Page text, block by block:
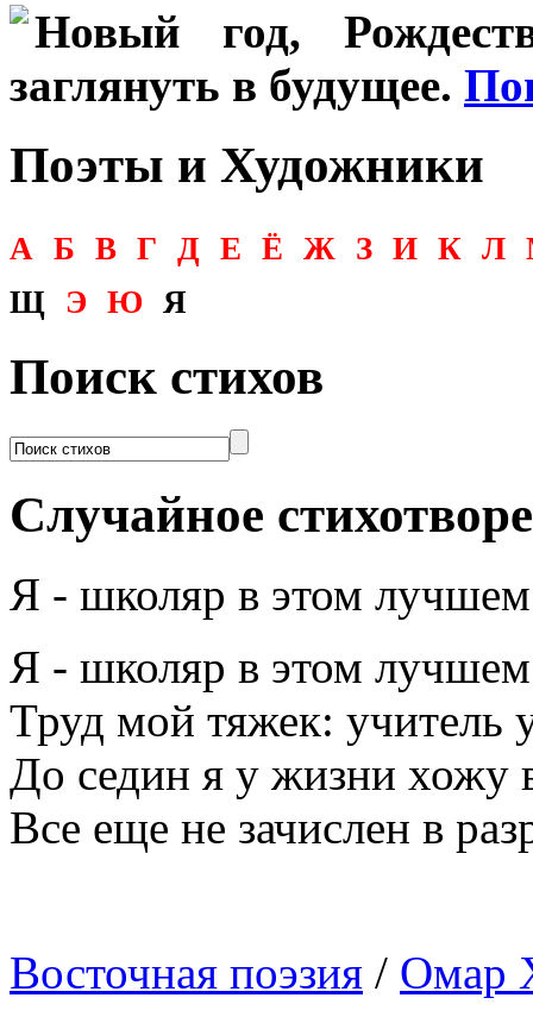
Новый год,
заглянуть в будущее.
Поэты и Художники
А Б В Г Д Е Ё Ж З И К Л
Щ Э Ю Я
Поиск стихов
Случайное
Я - школяр в этом
Я - школяр в этом
Труд мой тяжек: учитель
До седин я у жизни хожу
Все еще не зачислен в
Восточная поэзия / Омар